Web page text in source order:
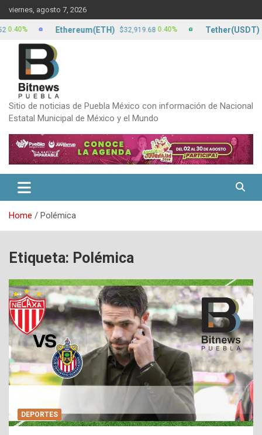
Skip
to
content
viernes, agosto 7, 2026
Sitio de noticias de Puebla México con información de Nacional
Estatal Municipal de México y el Mundo
Home Polémica
Etiqueta: Polémica
DEPORTES
Ethereum(ETH) $32,919.68 0.40% Tether(USDT)